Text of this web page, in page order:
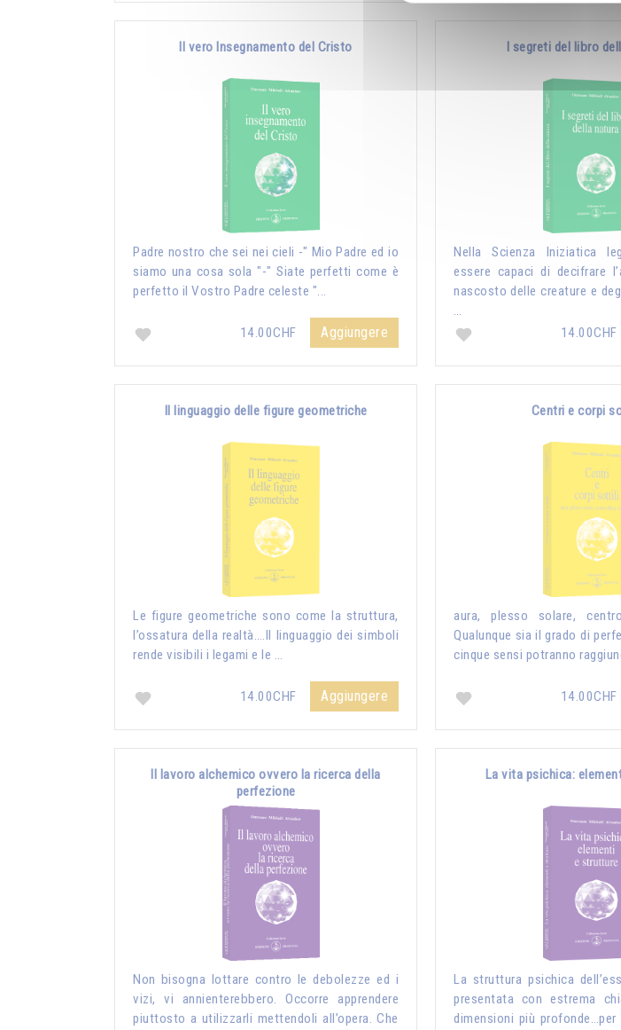
Il vero Insegnamento del Cristo
Padre nostro che sei nei cieli -" Mio Padre ed io
siamo una cosa sola "-" Siate perfetti come è
perfetto il Vostro Padre celeste "...
14.00CHF Aggiungere
I segreti del libro
Nella Scienza Iniziatica
essere capaci di decifrare
nascosto delle creature e
…
14.00CHF
Il linguaggio delle figure geometriche
Le figure geometriche sono come la struttura,
l’ossatura della realtà….Il linguaggio dei simboli
rende visibili i legami e le …
14.00CHF Aggiungere
Centri e corpi
aura, plesso solare,
Qualunque sia il grado di
cinque sensi potranno
14.00CHF
Il lavoro alchemico ovvero la ricerca della
perfezione
Non bisogna lottare contro le debolezze ed i
vizi, vi annienterebbero. Occorre apprendere
piuttosto a utilizzarli mettendoli all’opera. Che
La vita psichica:
La struttura psichica
presentata con estrema
dimensioni più